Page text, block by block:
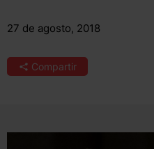
27 de agosto, 2018
Compartir